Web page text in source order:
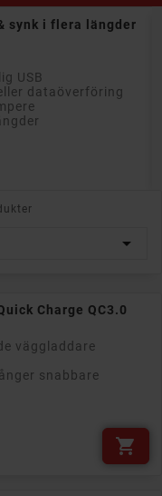
synk i flera längder
USB
dataöverföring

Charge QC3.0
väggladdare
snabbare
